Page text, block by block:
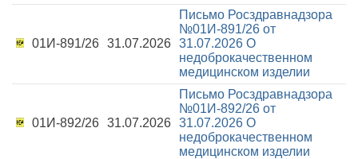
01И-891/26 31.07.2026
Письмо Росздравнадзора
№01И-891/26 от
31.07.2026 О
недоброкачественном
медицинском изделии
01И-892/26 31.07.2026
Письмо Росздравнадзора
№01И-892/26 от
31.07.2026 О
недоброкачественном
медицинском изделии